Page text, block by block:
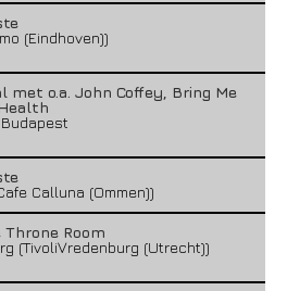
(Eindhoven))
met o.a. John Coffey, Bring Me
Calluna (Ommen))
Throne Room
(TivoliVredenburg (Utrecht))